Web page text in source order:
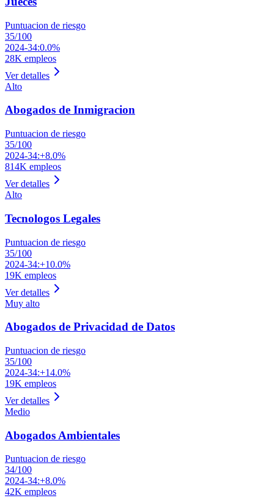
Puntuacion de riesgo
35/100
2024-34:0.0%
28K empleos
Ver detalles
Alto
Abogados de Inmigracion
Puntuacion de riesgo
35/100
2024-34:+8.0%
814K empleos
Ver detalles
Alto
Tecnologos Legales
Puntuacion de riesgo
35/100
2024-34:+10.0%
19K empleos
Ver detalles
Muy alto
Abogados de Privacidad de Datos
Puntuacion de riesgo
35/100
2024-34:+14.0%
19K empleos
Ver detalles
Medio
Abogados Ambientales
Puntuacion de riesgo
34/100
2024-34:+8.0%
42K empleos